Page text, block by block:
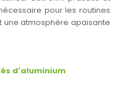
pour les routines
une atmosphère apaisante
d'aluminium